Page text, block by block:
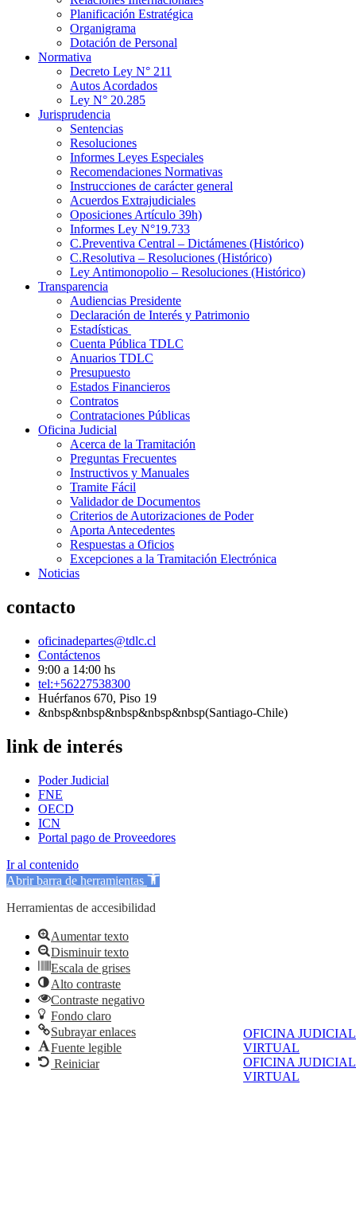
OFICINA JUDICIAL
VIRTUAL
OFICINA JUDICIAL
VIRTUAL
Planificación Estratégica
Organigrama
Dotación de Personal
Normativa
Decreto Ley N° 211
Autos Acordados
Ley N° 20.285
Jurisprudencia
Sentencias
Resoluciones
Informes Leyes Especiales
Recomendaciones Normativas
Instrucciones de carácter general
Acuerdos Extrajudiciales
Oposiciones Artículo 39h)
Informes Ley N°19.733
C.Preventiva Central – Dictámenes (Histórico)
C.Resolutiva – Resoluciones (Histórico)
Ley Antimonopolio – Resoluciones (Histórico)
Transparencia
Audiencias Presidente
Declaración de Interés y Patrimonio
Estadísticas
Cuenta Pública TDLC
Anuarios TDLC
Presupuesto
Estados Financieros
Contratos
Contrataciones Públicas
Oficina Judicial
Acerca de la Tramitación
Preguntas Frecuentes
Instructivos y Manuales
Tramite Fácil
Validador de Documentos
Criterios de Autorizaciones de Poder
Aporta Antecedentes
Respuestas a Oficios
Excepciones a la Tramitación Electrónica
Noticias
contacto
oficinadepartes@tdlc.cl
Contáctenos
9:00 a 14:00 hs
tel:+56227538300
Huérfanos 670, Piso 19
&nbsp&nbsp&nbsp&nbsp&nbsp(Santiago-Chile)
link de interés
Poder Judicial
FNE
OECD
ICN
Portal pago de Proveedores
Ir al contenido
Abrir barra de herramientas
Herramientas de accesibilidad
Aumentar texto
Disminuir texto
Escala de grises
Alto contraste
Contraste negativo
Fondo claro
Subrayar enlaces
Fuente legible
Reiniciar